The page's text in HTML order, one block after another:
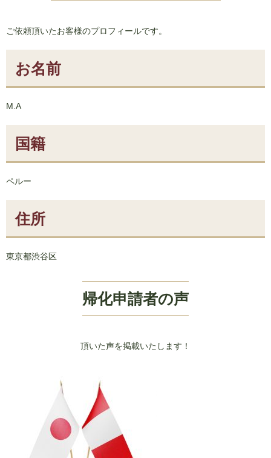
ご依頼頂いたお客様のプロフィールです。
お名前
M.A
国籍
ペルー
住所
東京都渋谷区
帰化申請者の声
頂いた声を掲載いたします！